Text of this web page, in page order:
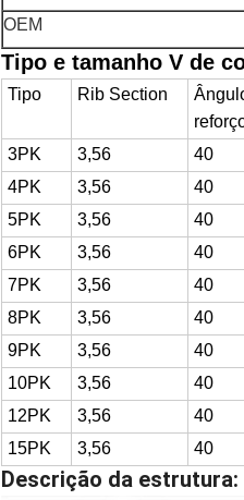
OEM
Tipo e tamanho V de
Tipo Rib Section
3PK 3,56 40
4PK
3,56 40
5PK
3,56 40
6PK
3,56 40
7PK
3,56 40
8PK
3,56 40
9PK
3,56 40
10PK
3,56 40
12PK
3,56 40
15PK
3,56 40
Descrição da estrutura: